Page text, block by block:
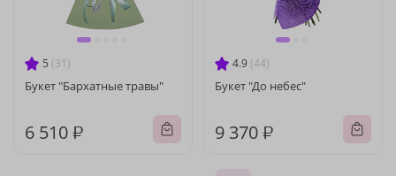
5 (31)
Букет "Бархатные травы"
6 510 ₽
4.9 (44)
Букет "До небес"
9 370 ₽